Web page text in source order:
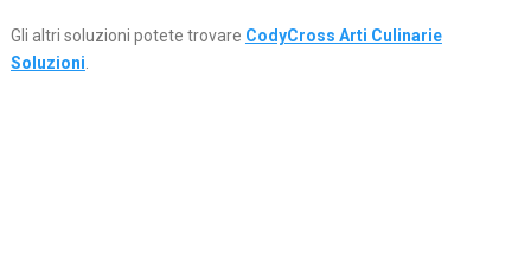
Gli altri soluzioni potete trovare CodyCross Arti Culinarie
Soluzioni.